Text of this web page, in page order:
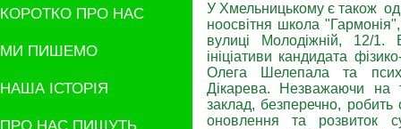
КОРОТКО ПРО НАС
МИ ПИШЕМО
НАША ІСТОРІЯ
ПРО НАС ПИШУТЬ
У Хмельницькому є також
ноосвітня школа
вулиці Молодіжній, 12/1.
ініціативи кандидата
Олега Шелепала та
Дікарева. Незва­жаючи на
заклад, безперечно,
оновлення та розвиток